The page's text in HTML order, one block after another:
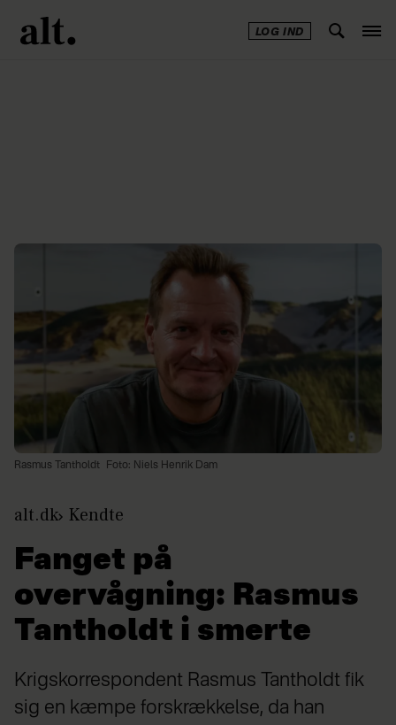
LOG IND
Rasmus Tantholdt Foto: Niels Henrik Dam
alt.dk Kendte
Fanget på
overvågning: Rasmus
Tantholdt i smerte
Krigskorrespondent Rasmus Tantholdt fik
sig en kæmpe forskrækkelse, da han